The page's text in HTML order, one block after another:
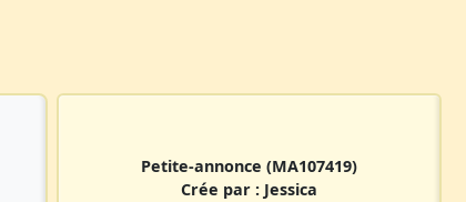
Petite-annonce (MA107419)
Crée par : Jessica